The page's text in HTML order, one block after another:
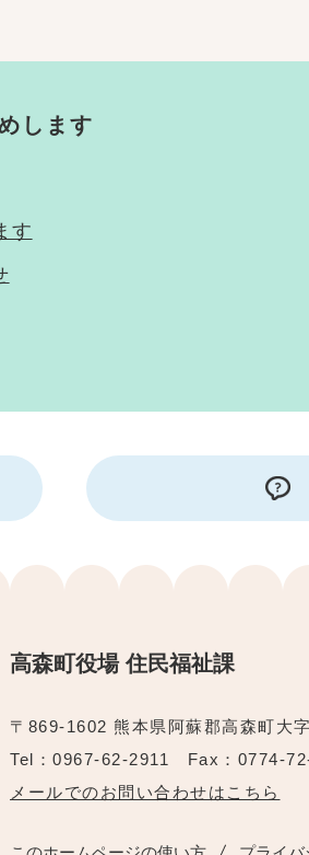
します
す
高森町役場 住民福祉課
〒869-1602 熊本県阿蘇郡高森町大
Tel：0967-62-2911 Fax：0774-
メールでのお問い合わせはこちら